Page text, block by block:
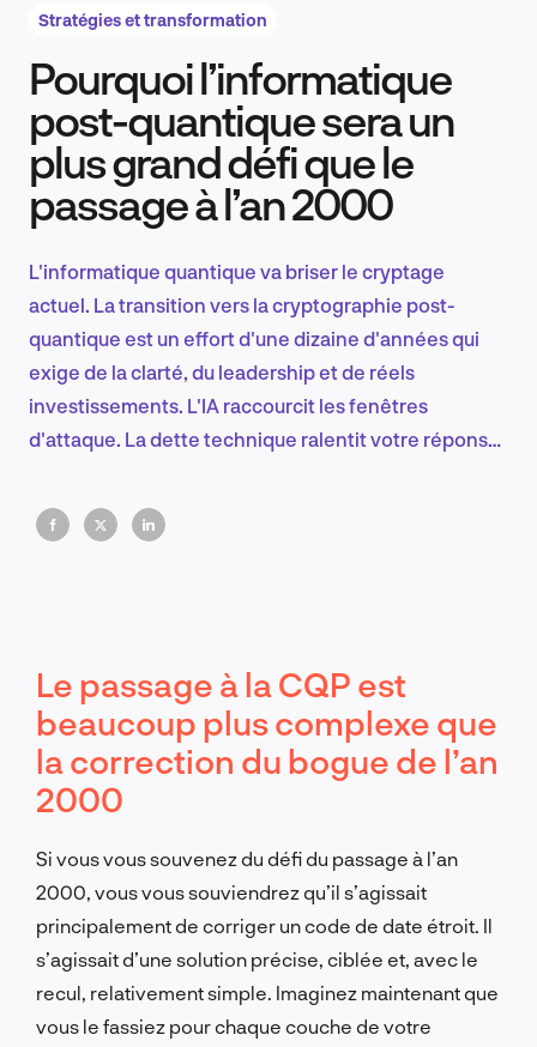
Recherche et conception produit
Tendances sectorielles
EN
FR
Stratégies et transformation
Pourquoi l’informatique
post-quantique sera un
plus grand défi que le
passage à l’an 2000
L'informatique quantique va briser le cryptage
actuel. La transition vers la cryptographie post-
quantique est un effort d'une dizaine d'années qui
exige de la clarté, du leadership et de réels
investissements. L'IA raccourcit les fenêtres
d'attaque. La dette technique ralentit votre réponse.
pas non plus.
Le passage à la CQP est
beaucoup plus complexe que
la correction du bogue de l’an
2000
Si vous vous souvenez du défi du passage à l’an
2000, vous vous souviendrez qu’il s’agissait
principalement de corriger un code de date étroit. Il
s’agissait d’une solution précise, ciblée et, avec le
recul, relativement simple. Imaginez maintenant que
vous le fassiez pour chaque couche de votre